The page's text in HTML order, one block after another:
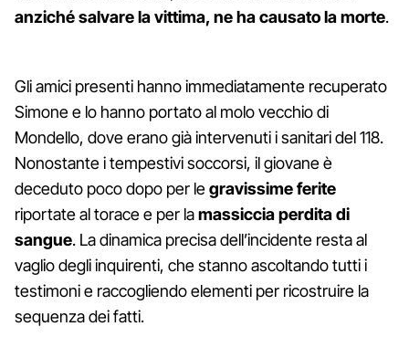
anziché salvare la vittima, ne ha causato la morte.
Gli amici presenti hanno immediatamente recuperato
Simone e lo hanno portato al molo vecchio di
Mondello, dove erano già intervenuti i sanitari del 118.
Nonostante i tempestivi soccorsi, il giovane è
deceduto poco dopo per legravissime ferite
riportate al torace e per lamassiccia perdita di
sangue. La dinamica precisa dell’incidente resta al
vaglio degli inquirenti, che stanno ascoltando tutti i
testimoni e raccogliendo elementi per ricostruire la
sequenza dei fatti.